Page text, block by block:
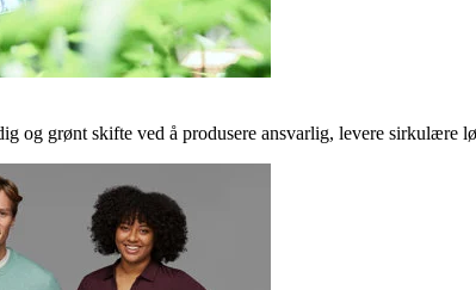
og grønt skifte ved å produsere ansvarlig, levere sirkulære